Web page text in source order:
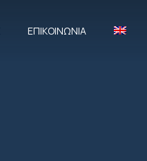
ΕΠΙΚΟΙΝΩΝΊΑ